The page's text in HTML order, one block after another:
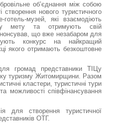
об’єднання між собою
нового туристичного
музей, які взаємодіють
мету та отримують свій
що вже незабаром для
конкурс на найкращий
якого отримають безкоштовне
громад представники ТІЦу
туризму Житомирщини. Разом
кластери, туристичні тури
можливості співфінансування
для створення туристичної
ОТГ.